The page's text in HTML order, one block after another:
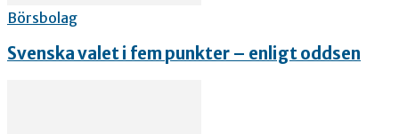
Börsbolag
Svenska valet i fem punkter – enligt oddsen